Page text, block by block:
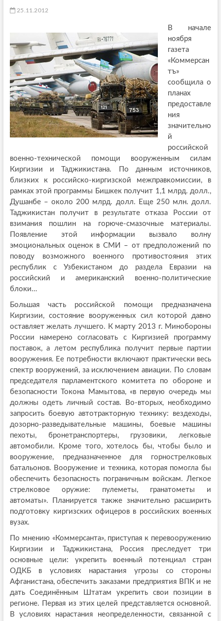
25.11.2012
В начале
ноября
газета
«Коммерсан
тъ»
сообщила о
планах
предоставле
ния
значительно
й
российской
военно-технической помощи вооруженным силам
Киргизии и Таджикистана. По данным источников,
близких к российско-киргизской межправкомиссии, в
рамках этой программы Бишкек получит 1,1 млрд. долл.,
Душанбе – около 200 млрд. долл. Еще 250 млн. долл.
Таджикистан получит в результате отказа России от
взимания пошлин на горюче-смазочные материалы.
Появление этой информации вызвало волну
эмоциональных оценок в СМИ – от предположений по
поводу возможного военного противостояния этих
республик с Узбекистаном до раздела Евразии на
российский и американский военно-политические
блоки…
Большая часть российской помощи предназначена
Киргизии, состояние вооруженных сил которой давно
оставляет желать лучшего. К марту 2013 г. Минобороны
России намерено согласовать с Киргизией программу
поставок, а летом республика получит первые партии
вооружения. Ее потребности включают практически весь
спектр вооружений, за исключением авиации. По словам
председателя парламентского комитета по обороне и
безопасности Токона Мамытова, «в первую очередь мы
должны одеть личный состав. Во-вторых, необходимо
запросить боевую автотракторную технику: вездеходы,
дозорно-разведывательные машины, боевые машины
пехоты, бронетранспортеры, грузовики, легковые
автомобили. Кроме того, хотелось бы, чтобы было и
вооружение, предназначенное для горнострелковых
батальонов. Вооружение и техника, которая помогла бы
обеспечить безопасность пограничным войскам. Легкое
стрелковое оружие: пулеметы, гранатометы и
автоматы». Планируется также значительно расширить
подготовку киргизских офицеров в российских военных
вузах.
По мнению «Коммерсанта», приступая к перевооружению
Киргизии и Таджикистана, Россия преследует три
основные цели: укрепить военный потенциал стран
ОДКБ в условиях нарастания угрозы со стороны
Афганистана, обеспечить заказами предприятия ВПК и не
дать Соединённым Штатам укрепить свои позиции в
регионе. Первая из этих целей представляется основной.
В условиях нарастания неопределенности, связанной с